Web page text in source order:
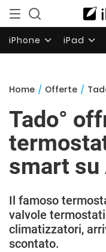
iPhone iPad
Home / Offerte /
Tado°
smart su
Il famoso
valvole
climatizzatori,
scontato.